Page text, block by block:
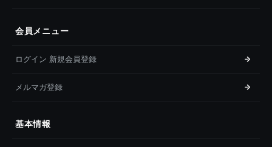
会員メニュー
ログイン 新規会員登録
メルマガ登録
基本情報